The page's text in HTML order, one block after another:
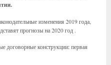
изменения 2019 года,
прогнозы на 2020 год .
договорные конструкции: первая